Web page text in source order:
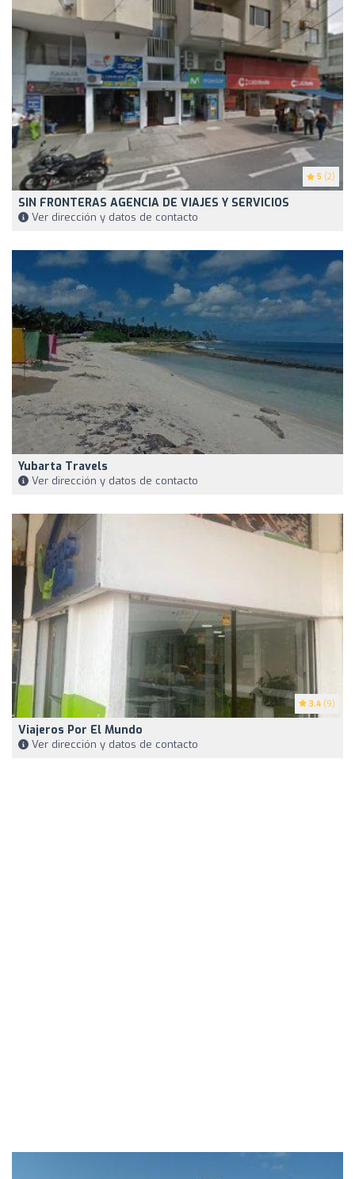
5 (2)
SIN FRONTERAS AGENCIA DE VIAJES Y SERVICIOS
Ver dirección y datos de contacto
Yubarta Travels
Ver dirección y datos de contacto
3.4 (9)
Viajeros Por El Mundo
Ver dirección y datos de contacto